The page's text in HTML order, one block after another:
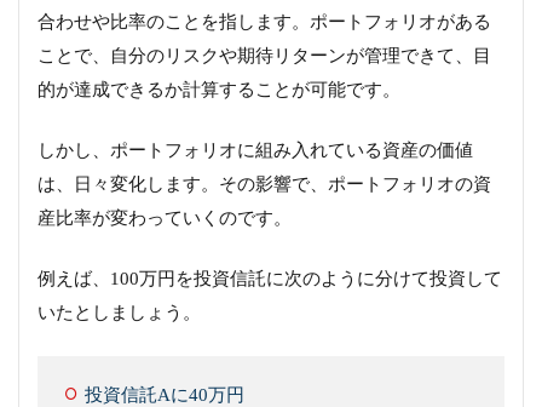
合わせや比率のことを指します。ポートフォリオがある
ことで、自分のリスクや期待リターンが管理できて、目
的が達成できるか計算することが可能です。
しかし、ポートフォリオに組み入れている資産の価値
は、日々変化します。その影響で、ポートフォリオの資
産比率が変わっていくのです。
例えば、100万円を投資信託に次のように分けて投資して
いたとしましょう。
投資信託Aに40万円